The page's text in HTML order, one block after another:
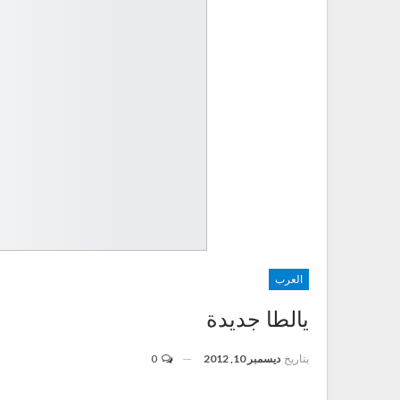
العرب
يالطا جديدة
بتاريخ ديسمبر 10, 2012